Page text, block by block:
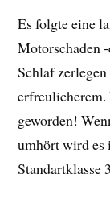
Es folgte eine
Motorschaden
Schlaf
erfreulicherem.
geworden!
umhört wird es
Standartklasse